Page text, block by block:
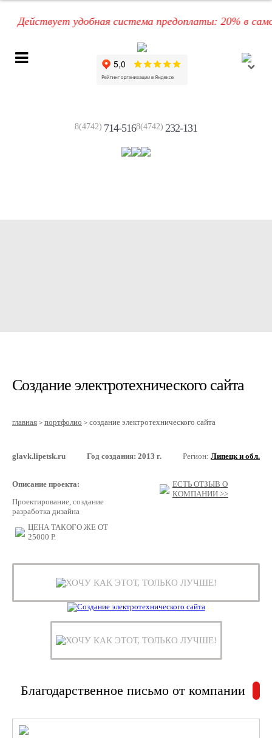
Действует удобная система предоплаты: 20% в
8(4742) 714-5168(4742) 232-131
Создание электротехнического сайта
главная > портфолио > создание электротехнического сайта
glavk.lipetsk.ru Год создания: 2013 г. Регион: Липецк и обл.
Описание проекта:
Проектирование, создание
разработка дизайна
ЕСТЬ ОТЗЫВ О
КОМПАНИИ >>
ЦЕНА ТАКОГО ЖЕ ОТ
25000 Р.
ХОЧУ КАК ЭТОТ, ТОЛЬКО ЛУЧШЕ!
ХОЧУ КАК ЭТОТ, ТОЛЬКО ЛУЧШЕ!
Благодарственное письмо от компании